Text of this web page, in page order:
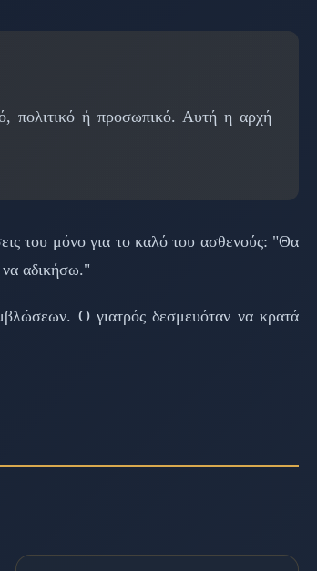
πολιτικό ή προσωπικό. Αυτή η αρχή
του μόνο για το καλό του ασθενούς: "Θα
να αδικήσω."
Ο γιατρός δεσμευόταν να κρατά